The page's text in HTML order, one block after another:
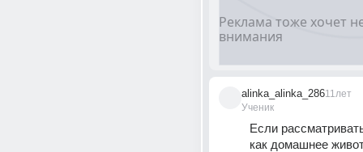
alinka_alinka_286
Ученик
11лет
Если
как домашнее